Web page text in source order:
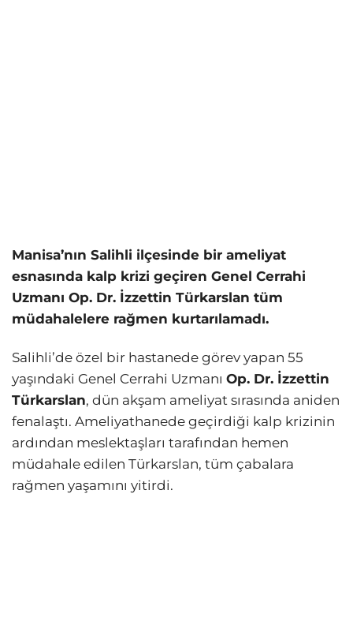
Manisa’nın Salihli ilçesinde bir ameliyat
esnasında kalp krizi geçiren Genel Cerrahi
Uzmanı Op. Dr. İzzettin Türkarslan tüm
müdahalelere rağmen kurtarılamadı.
Salihli’de özel bir hastanede görev yapan 55
yaşındaki Genel Cerrahi Uzmanı Op. Dr. İzzettin
Türkarslan, dün akşam ameliyat sırasında aniden
fenalaştı. Ameliyathanede geçirdiği kalp krizinin
ardından meslektaşları tarafından hemen
müdahale edilen Türkarslan, tüm çabalara
rağmen yaşamını yitirdi.